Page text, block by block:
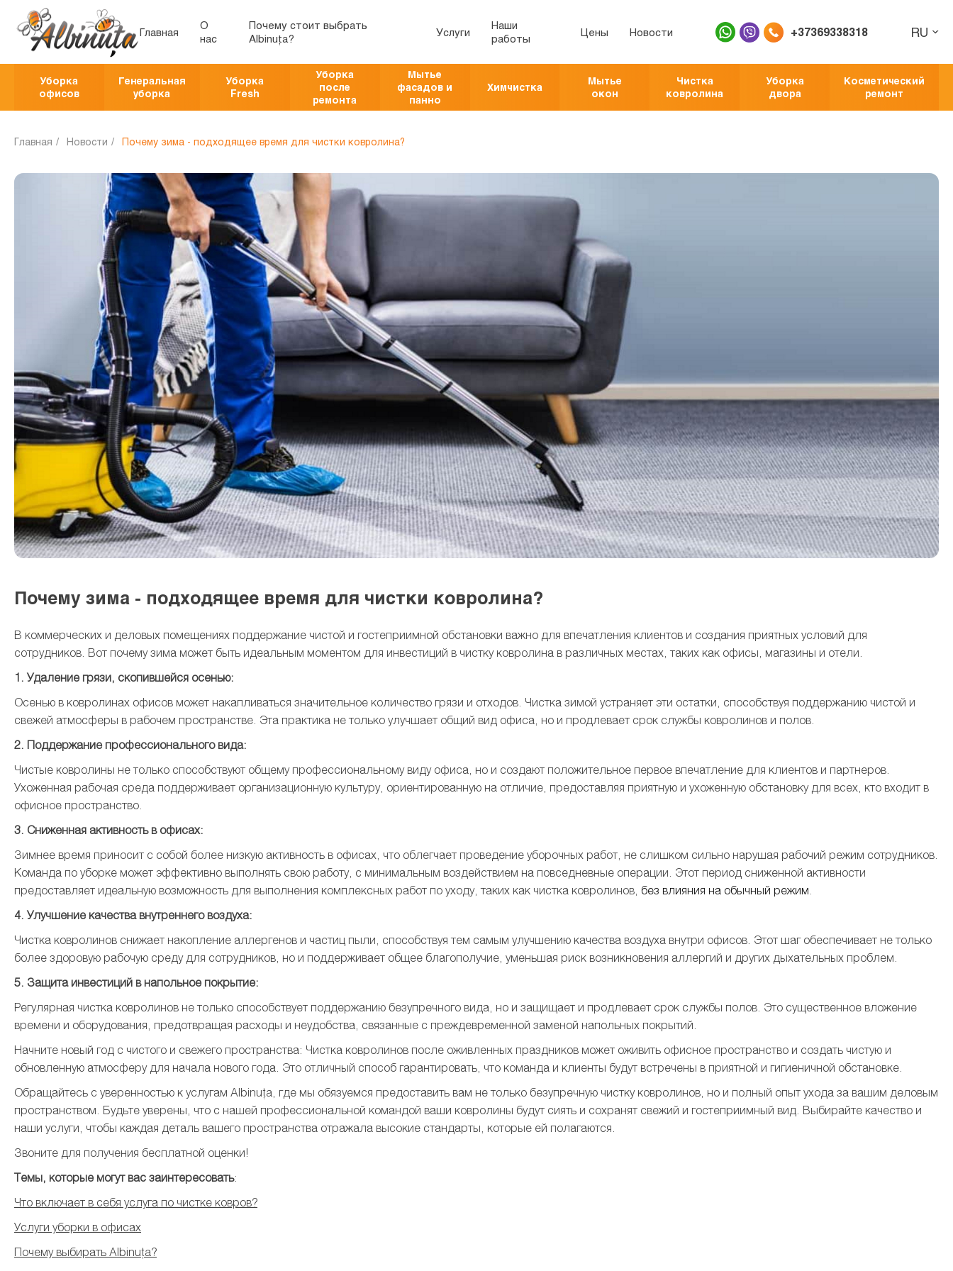
Главная
О
нас
Почему стоит выбрать
Albinuța?
Услуги
Наши
работы
Цены Новости +37369338318 RU
Уборка
офисов
Генеральная
уборка
Уборка
Fresh
Уборка
после
ремонта
Мытье
фасадов и
панно
Химчистка
Мытье
окон
Чистка
ковролина
Уборка
двора
Косметический
ремонт
Главная Новости Почему зима - подходящее время для чистки ковролина?
Почему зима - подходящее время для чистки ковролина?
В коммерческих и деловых помещениях поддержание чистой и гостеприимной обстановки важно для впечатления клиентов и создания приятных условий для
сотрудников. Вот почему зима может быть идеальным моментом для инвестиций в чистку ковролина в различных местах, таких как офисы, магазины и отели.
1. Удаление грязи, скопившейся осенью:
Осенью в ковролинах офисов может накапливаться значительное количество грязи и отходов. Чистка зимой устраняет эти остатки, способствуя поддержанию чистой и
свежей атмосферы в рабочем пространстве. Эта практика не только улучшает общий вид офиса, но и продлевает срок службы ковролинов и полов.
2. Поддержание профессионального вида:
Чистые ковролины не только способствуют общему профессиональному виду офиса, но и создают положительное первое впечатление для клиентов и партнеров.
Ухоженная рабочая среда поддерживает организационную культуру, ориентированную на отличие, предоставляя приятную и ухоженную обстановку для всех, кто входит в
офисное пространство.
3. Сниженная активность в офисах:
Зимнее время приносит с собой более низкую активность в офисах, что облегчает проведение уборочных работ, не слишком сильно нарушая рабочий режим сотрудников.
Команда по уборке может эффективно выполнять свою работу, с минимальным воздействием на повседневные операции. Этот период сниженной активности
предоставляет идеальную возможность для выполнения комплексных работ по уходу, таких как чистка ковролинов, без влияния на обычный режим
4. Улучшение качества внутреннего воздуха:
Чистка ковролинов снижает накопление аллергенов и частиц пыли, способствуя тем самым улучшению качества воздуха внутри офисов. Этот шаг обеспечивает не только
более здоровую рабочую среду для сотрудников, но и поддерживает общее благополучие, уменьшая риск возникновения аллергий и других дыхательных проблем.
5. Защита инвестиций в напольное покрытие:
Регулярная чистка ковролинов не только способствует поддержанию безупречного вида, но и защищает и продлевает срок службы полов. Это существенное вложение
времени и оборудования, предотвращая расходы и неудобства, связанные с преждевременной заменой напольных покрытий.
Начните новый год с чистого и свежего пространства: Чистка ковролинов после оживленных праздников может оживить офисное пространство и создать чистую и
обновленную атмосферу для начала нового года. Это отличный способ гарантировать, что команда и клиенты будут встречены в приятной и гигиеничной обстановке.
Обращайтесь с уверенностью к услугам Albinuța, где мы обязуемся предоставить вам не только безупречную чистку ковролинов, но и полный опыт ухода за вашим деловым
пространством. Будьте уверены, что с нашей профессиональной командой ваши ковролины будут сиять и сохранят свежий и гостеприимный вид. Выбирайте качество и
наши услуги, чтобы каждая деталь вашего пространства отражала высокие стандарты, которые ей полагаются.
Звоните для получения бесплатной оценки!
Темы, которые могут вас заинтересовать:
Что включает в себя услуга по чистке ковров?
Услуги уборки в офисах
Почему выбирать Albinuța?